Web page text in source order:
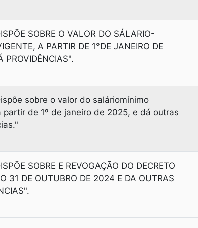
SOBRE O VALOR DO SÁLARIO-
A PARTIR DE 1°DE JANEIRO DE
PROVIDÊNCIAS".
sobre o valor do saláriomínimo
partir de 1º de janeiro de 2025, e dá outras
SOBRE E REVOGAÇÃO DO DECRETO
31 DE OUTUBRO DE 2024 E DA OUTRAS